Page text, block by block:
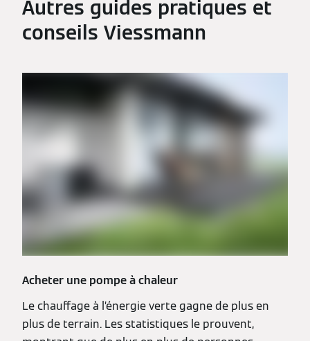
Autres guides pratiques et
conseils Viessmann
Acheter une pompe à chaleur
Le chauffage à l’énergie verte gagne de plus en
plus de terrain. Les statistiques le prouvent,